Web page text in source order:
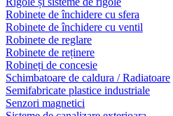
Robinete de închidere cu sfera
Robinete de închidere cu ventil
Robinete de reglare
Robinete de reținere
Robineți de concesie
Schimbatoare de caldura / Radiatoare
Semifabricate plastice industriale
Senzori magnetici